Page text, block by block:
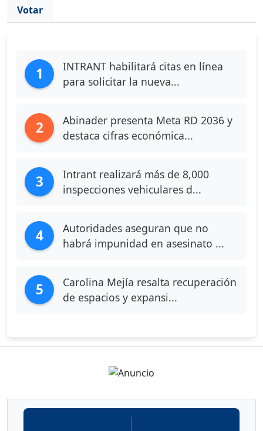
Votar
1
INTRANT habilitará citas en línea
para solicitar la nueva...
2
Abinader presenta Meta RD 2036 y
destaca cifras económica...
3
Intrant realizará más de 8,000
inspecciones vehiculares d...
4
Autoridades aseguran que no
habrá impunidad en asesinato ...
5
Carolina Mejía resalta recuperación
de espacios y expansi...